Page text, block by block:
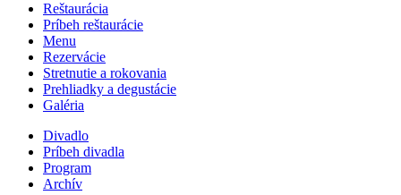
Reštaurácia
Príbeh reštaurácie
Menu
Rezervácie
Stretnutie a rokovania
Prehliadky a degustácie
Galéria
Divadlo
Príbeh divadla
Program
Archív